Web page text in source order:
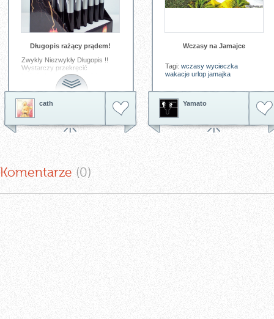
Długopis rażący prądem!
Zwykły Niezwykły Długopis !!
Wystarczy przekręcić
końcówkę i używać go jak
normalnego długopisu. Jeżeli
ktoś natomiast o tym nie wie
zawsze próbuje włączyć go w
standardowy sposób czyli
przyciskając go u góry i w tym
momencie Hmm !!! Zdziwienie ??
Szok ?? Zaskoczenie ?? I Kupa
impulsem elektryczny przez co
nie dotyka juz więcej tego
najpierw bezpiecznie dotyka
cath
Wczasy na Jamajce
Tagi: wczasy wycieczka
wakacje urlop jamajka
Yamato
Komentarze (0)